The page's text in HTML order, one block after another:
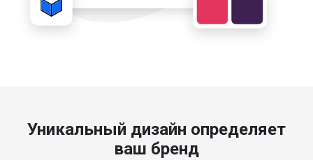
Уникальный дизайн определяет
ваш бренд